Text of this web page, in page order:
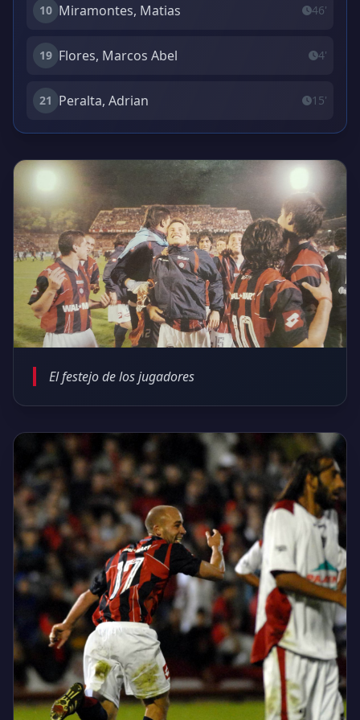
10 Miramontes, Matias 46'
19 Flores, Marcos Abel 4'
21 Peralta, Adrian 15'
El festejo de los jugadores